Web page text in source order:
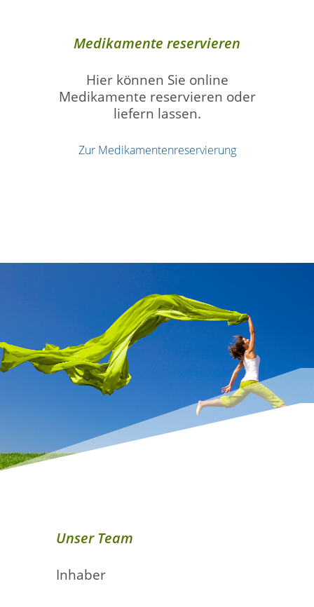
Medikamente reservieren
Hier können Sie online
Medikamente reservieren oder
liefern lassen.
Zur Medikamentenreservierung
Unser Team
Inhaber